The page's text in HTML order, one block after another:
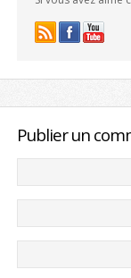
Publier un